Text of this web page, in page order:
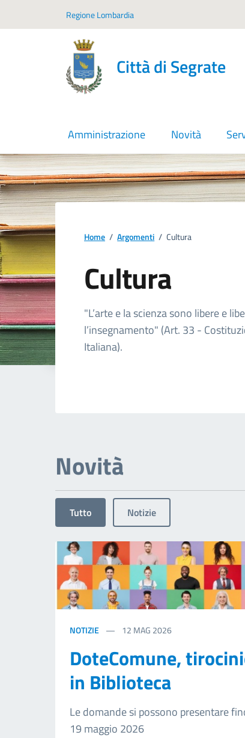
Regione Lombardia
Città di Segrate
Amministrazione Novità
Home / Argomenti / Cultura
Cultura
Dettagli
"L’arte e la scienza sono libere e
l’insegnamento" (Art. 33 -
Italiana).
Novità
Tutto Notizie
NOTIZIE 12 MAG 2026
DoteComune,
in Biblioteca
Le domande si possono presentare
19 maggio 2026